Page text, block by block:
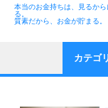
本当のお金持ちは、見るから
る。
質素だから、お金が貯まる。
カテゴ